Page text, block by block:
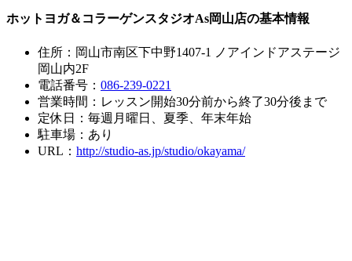
ホットヨガ＆コラーゲンスタジオAs岡山店の基本情報
住所：岡山市南区下中野1407-1 ノアインドアステージ
岡山内2F
電話番号： 086-239-0221
営業時間：レッスン開始30分前から終了30分後まで
定休日：毎週月曜日、夏季、年末年始
駐車場：あり
URL： http://studio-as.jp/studio/okayama/